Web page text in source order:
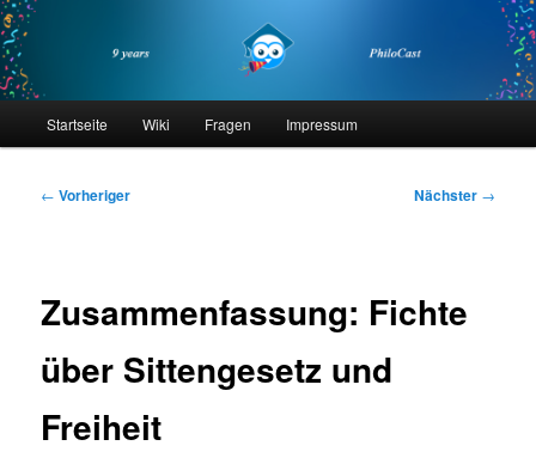
Zum
primären
Inhalt
springenphilocast
Startseite Wiki Fragen Impressum
Beitragsnavigation
← Vorheriger Nächster →
Zusammenfassung: Fichte
über Sittengesetz und
Freiheit